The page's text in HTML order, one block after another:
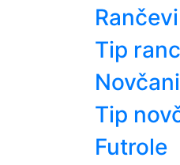
Rančevi
Tip
Tip
Futrole